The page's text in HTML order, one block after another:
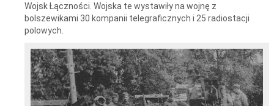
Wojsk Łączności. Wojska te wystawiły na wojnę z
bolszewikami 30 kompanii telegraficznych i 25 radiostacji
polowych.